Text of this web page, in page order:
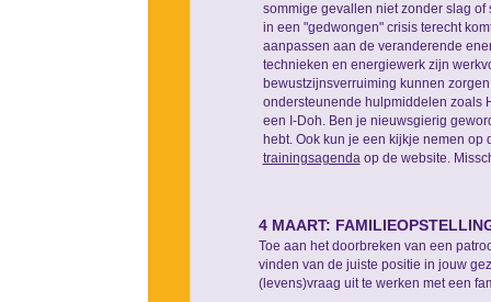
sommige gevallen niet zonder slag
in een "gedwongen" crisis terecht
aanpassen aan de veranderende
technieken en energiewerk zijn
bewustzijnsverruiming kunnen
ondersteunende hulpmiddelen zoals
een I-Doh. Ben je nieuwsgierig
hebt. Ook kun je een kijkje nemen
trainingsagendaop de website.
4 MAART:
Toe aan het doorbreken van een
vinden van de juiste positie in jouw
(levens)vraag uit te werken met een